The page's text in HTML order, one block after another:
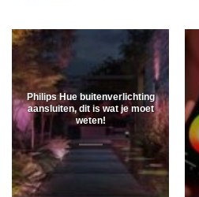
Philips Hue buitenverlichting
aansluiten, dit is wat je moet
weten!